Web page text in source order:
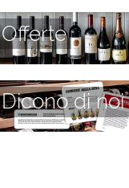
Offerte
Dicono di noi